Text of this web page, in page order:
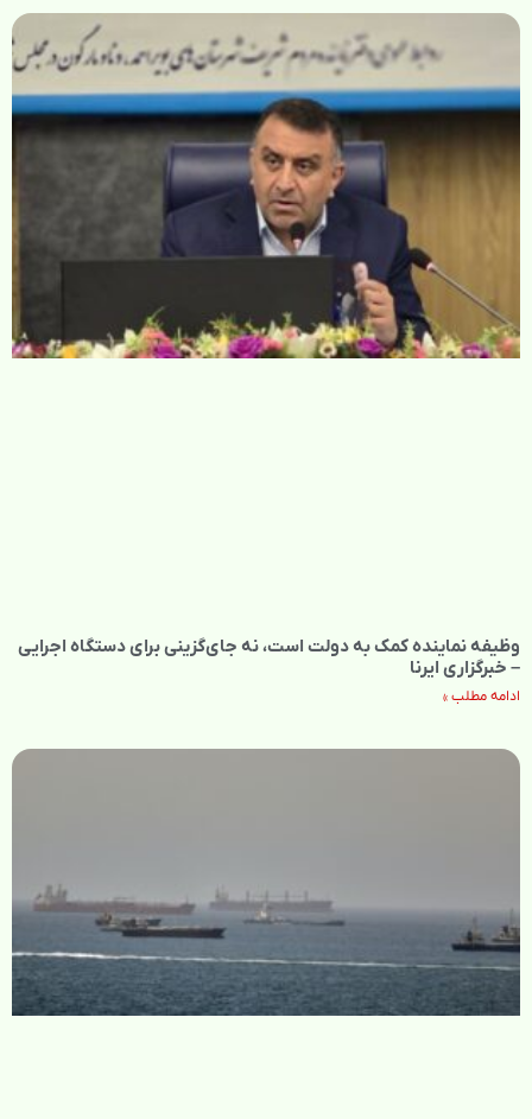
وظیفه نماینده کمک به دولت است، نه جای‌گزینی برای دستگاه اجرایی
– خبرگزاری ایرنا
ادامه مطلب »